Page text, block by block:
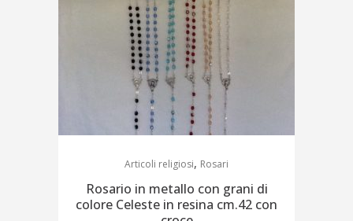
Articoli religiosi, Rosari
Rosario in metallo con grani di
colore Celeste in resina cm.42 con